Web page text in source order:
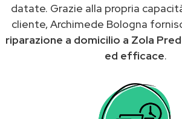
datate. Grazie alla propria
cliente, Archimede Bologna
riparazione a domicilio a Zola
ed efficace.